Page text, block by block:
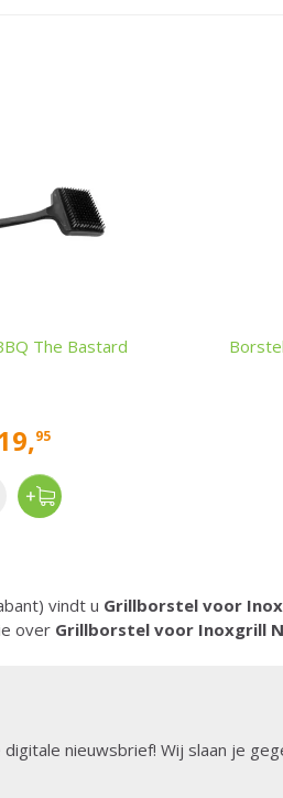
The Bastard
,95
vindt u Grillborstel voor
over Grillborstel voor Inoxgrill
nieuwsbrief! Wij slaan je